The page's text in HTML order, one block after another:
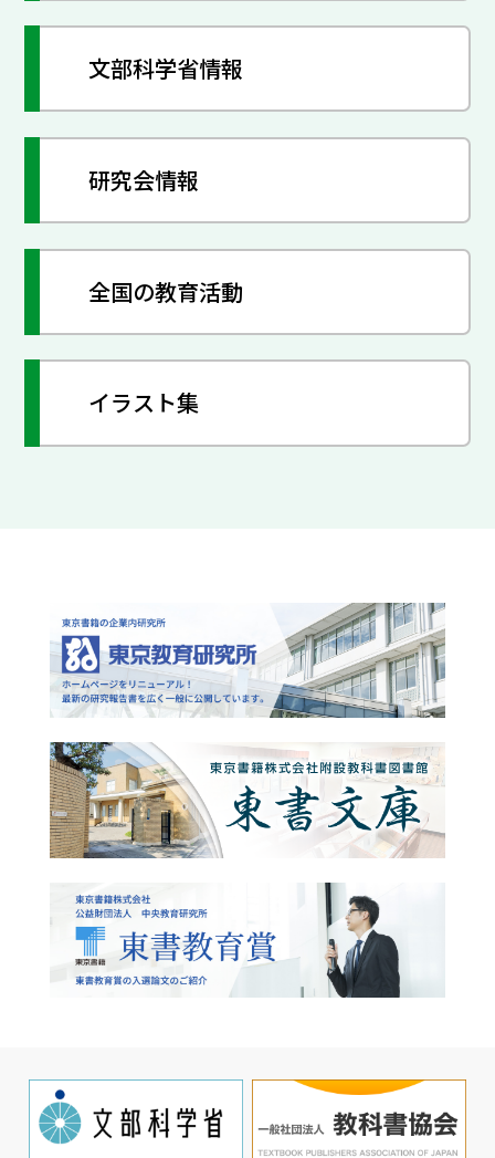
文部科学省情報
研究会情報
全国の教育活動
イラスト集